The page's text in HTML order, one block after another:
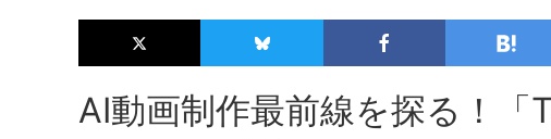
AI動画制作最前線を探る！